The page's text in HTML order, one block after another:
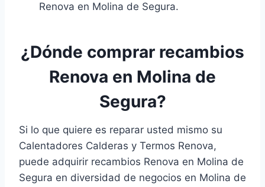
Renova en Molina de Segura.
¿Dónde comprar recambios
Renova en Molina de
Segura?
Si lo que quiere es reparar usted mismo su
Calentadores Calderas y Termos Renova,
puede adquirir recambios Renova en Molina de
Segura en diversidad de negocios en Molina de